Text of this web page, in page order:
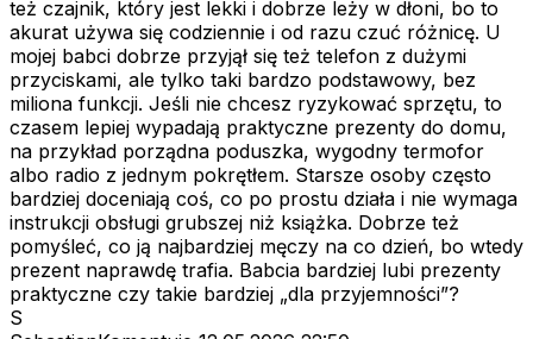
też czajnik, który jest lekki i dobrze leży w dłoni, bo to
akurat używa się codziennie i od razu czuć różnicę. U
mojej babci dobrze przyjął się też telefon z dużymi
przyciskami, ale tylko taki bardzo podstawowy, bez
miliona funkcji. Jeśli nie chcesz ryzykować sprzętu, to
czasem lepiej wypadają praktyczne prezenty do domu,
na przykład porządna poduszka, wygodny termofor
albo radio z jednym pokrętłem. Starsze osoby często
bardziej doceniają coś, co po prostu działa i nie wymaga
instrukcji obsługi grubszej niż książka. Dobrze też
pomyśleć, co ją najbardziej męczy na co dzień, bo wtedy
prezent naprawdę trafia. Babcia bardziej lubi prezenty
praktyczne czy takie bardziej „dla przyjemności”?
S